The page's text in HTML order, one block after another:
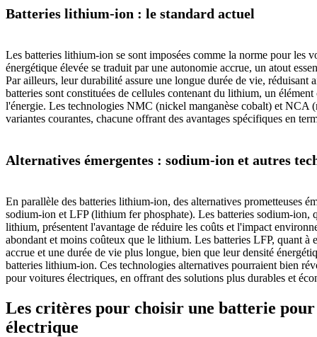
Batteries lithium-ion : le standard actuel
Les batteries lithium-ion se sont imposées comme la norme pour les
énergétique élevée se traduit par une autonomie accrue, un atout
Par ailleurs, leur durabilité assure une longue durée de vie, réduisant
batteries sont constituées de cellules contenant du lithium, un
l'énergie. Les technologies NMC (nickel manganèse cobalt) et NCA
variantes courantes, chacune offrant des avantages spécifiques en
Alternatives émergentes : sodium-ion et autres
En parallèle des batteries lithium-ion, des alternatives prometteuses
sodium-ion et LFP (lithium fer phosphate). Les batteries sodium-ion,
lithium, présentent l'avantage de réduire les coûts et l'impact
abondant et moins coûteux que le lithium. Les batteries LFP, quant à
accrue et une durée de vie plus longue, bien que leur densité
batteries lithium-ion. Ces technologies alternatives pourraient bien
pour voitures électriques, en offrant des solutions plus durables et
Les critères pour choisir une batterie
électrique